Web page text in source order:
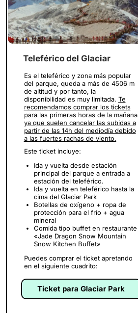
Teleférico del Glaciar
Es el teleférico y zona más popular
del parque, queda a más de 4506 m
de altitud y por tanto, la
disponibilidad es muy limitada. Te
recomendamos comprar los tickets
para las primeras horas de la mañana
ya que suelen cancelar las subidas a
partir de las 14h del mediodía debido
a las fuertes rachas de viento.
Este ticket incluye:
Ida y vuelta desde estación
principal del parque a entrada a
estación del teleférico.
Ida y vuelta en teleférico hasta la
cima del Glaciar Park
Botellas de oxígeno + ropa de
protección para el frío + agua
mineral
Comida tipo buffet en restaurante
«Jade Dragon Snow Mountain
Snow Kitchen Buffet»
Puedes comprar el ticket apretando
en el siguiente cuadrito:
Ticket para Glaciar Park